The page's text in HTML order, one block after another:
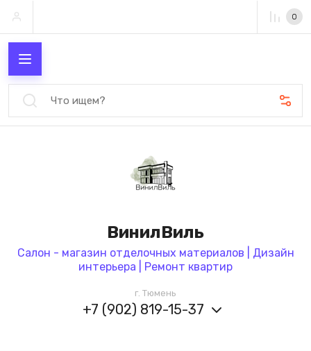
0
ВинилВиль
Салон - магазин отделочных материалов | Дизайн
интерьера | Ремонт квартир
г. Тюмень
+7 (902) 819-15-37